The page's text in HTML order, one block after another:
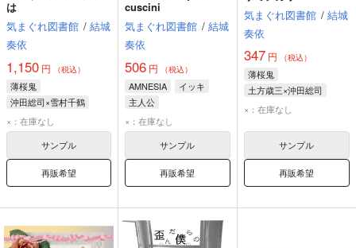
は
気まぐれ図書館 / 結城
奏依
1,150 円 （税込）
薄桜鬼
沖田総司×雪村千鶴
沖田総司
×：在庫なし
サンプル
再販希望
cuscini
気まぐれ図書館 / 結城
奏依
506 円 （税込）
AMNESIA
イッキ
主人公
×：在庫なし
サンプル
再販希望
気まぐれ図書館 / 結城
奏依
347円 （税込）
薄桜鬼
土方歳三×沖田総司
土方歳三
×：在庫なし
サンプル
再販希望